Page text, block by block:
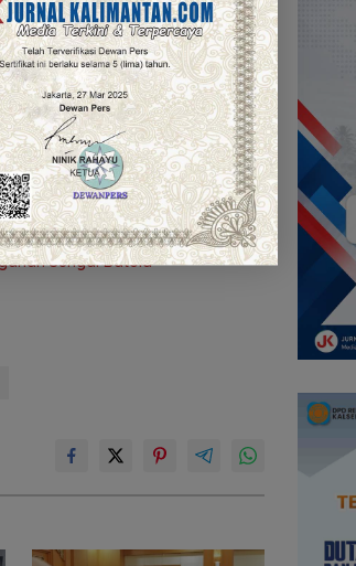
membuat pengelolaan
(YUN)
Sungai Batola